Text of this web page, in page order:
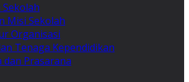
Sekolah
Misi Sekolah
Organisasi
Tenaga Kependidikan
dan Prasarana